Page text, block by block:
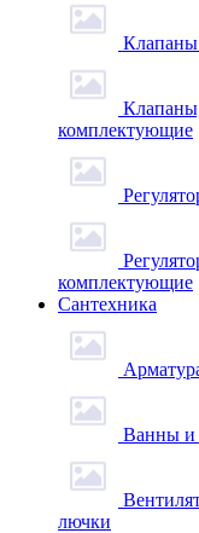
Клапаны
комплектующие
комплектующие
Сантехника
Ванны и
лючки